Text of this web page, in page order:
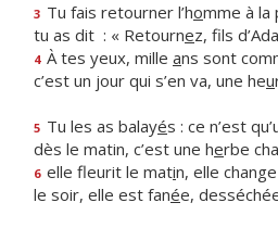
3 Tu fais retourner l’homme à la
tu as dit : « Retournez, fils
4 À tes yeux, mille ans sont
c’est un jour qui s’en va, une heu
5 Tu les as balayés : ce n’est
dès le matin, c’est une herbe
6 elle fleurit le matin, elle
le soir, elle est fanée,